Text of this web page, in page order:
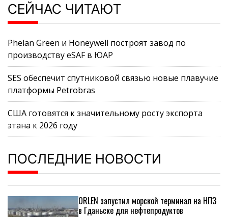
СЕЙЧАС ЧИТАЮТ
Phelan Green и Honeywell построят завод по
производству eSAF в ЮАР
SES обеспечит спутниковой связью новые плавучие
платформы Petrobras
США готовятся к значительному росту экспорта
этана к 2026 году
ПОСЛЕДНИЕ НОВОСТИ
ORLEN запустил морской терминал на НПЗ
в Гданьске для нефтепродуктов